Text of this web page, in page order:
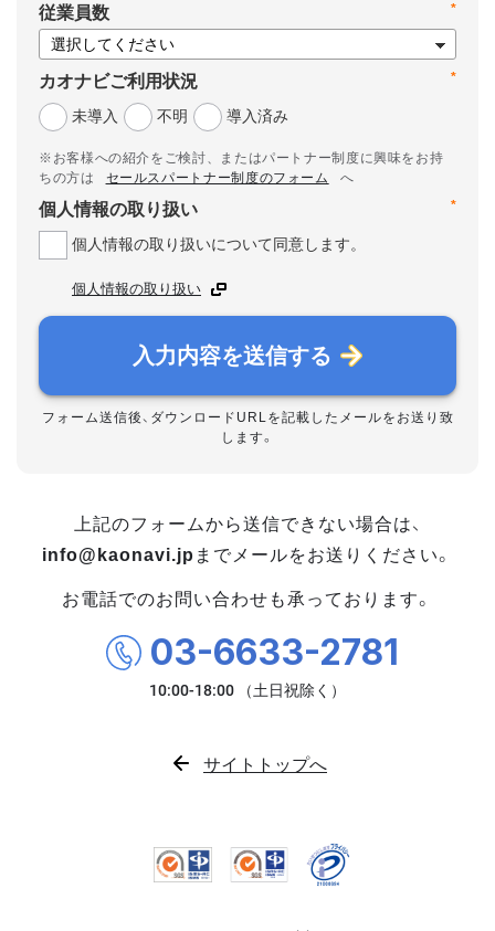
*
従業員数
*
カオナビご利用状況
未導入
不明 導入済み
※お客様への紹介をご検討、またはパートナー制度に興味をお持
ちの方は
セールスパートナー制度のフォーム
へ
*
個人情報の取り扱い
個人情報の取り扱いについて同意します。
個人情報の取り扱い
入力内容を送信する
フォーム送信後、ダウンロードURLを記載したメールをお送り致
します。
上記のフォームから送信できない場合は、
info@kaonavi.jp までメールをお送りください。
お電話でのお問い合わせも承っております。
03-6633-2781
サイトトップへ